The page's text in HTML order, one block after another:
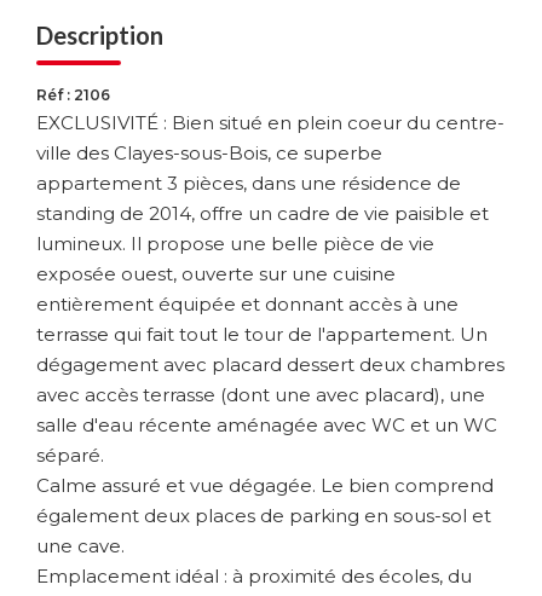
Description
Réf : 2106
EXCLUSIVITÉ : Bien situé en plein coeur du centre-
ville des Clayes-sous-Bois, ce superbe
appartement 3 pièces, dans une résidence de
standing de 2014, offre un cadre de vie paisible et
lumineux. Il propose une belle pièce de vie
exposée ouest, ouverte sur une cuisine
entièrement équipée et donnant accès à une
terrasse qui fait tout le tour de l'appartement. Un
dégagement avec placard dessert deux chambres
avec accès terrasse (dont une avec placard), une
salle d'eau récente aménagée avec WC et un WC
séparé.
Calme assuré et vue dégagée. Le bien comprend
également deux places de parking en sous-sol et
une cave.
Emplacement idéal : à proximité des écoles, du